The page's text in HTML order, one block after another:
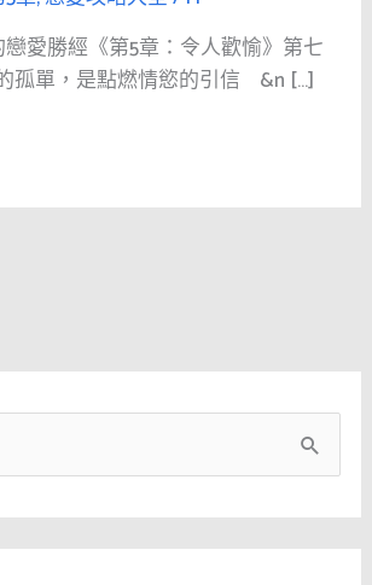
愛勝經《第5章：令人歡愉》第七
孤單，是點燃情慾的引信 &n […]